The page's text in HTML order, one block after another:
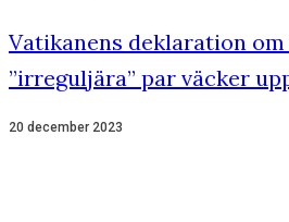
Vatikanens deklaration om
”irreguljära” par väcker
20 december 2023